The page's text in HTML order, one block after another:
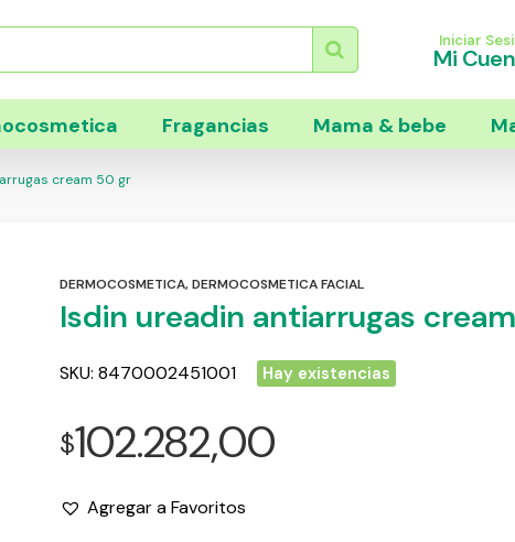
Iniciar
Mi
Fragancias Mama & bebe
cream 50 gr
DERMOCOSMETICA,DERMOCOSMETICA FACIAL
Isdin ureadin antiarrugas
SKU:8470002451001 Hay existencias
$102.282,00
Agregar a Favoritos